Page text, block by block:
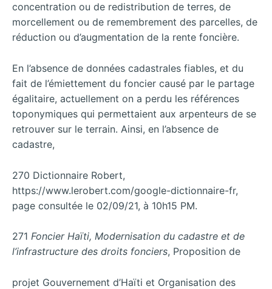
concentration ou de redistribution de terres, de
morcellement ou de remembrement des parcelles, de
réduction ou d’augmentation de la rente foncière.
En l’absence de données cadastrales fiables, et du
fait de l’émiettement du foncier causé par le partage
égalitaire, actuellement on a perdu les références
toponymiques qui permettaient aux arpenteurs de se
retrouver sur le terrain. Ainsi, en l’absence de
cadastre,
270 Dictionnaire Robert,
https://www.lerobert.com/google-dictionnaire-fr,
page consultée le 02/09/21, à 10h15 PM.
271 Foncier Haïti, Modernisation du cadastre et de
l’infrastructure des droits fonciers, Proposition de
projet Gouvernement d’Haïti et Organisation des